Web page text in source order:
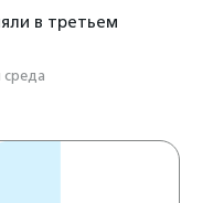
в третьем